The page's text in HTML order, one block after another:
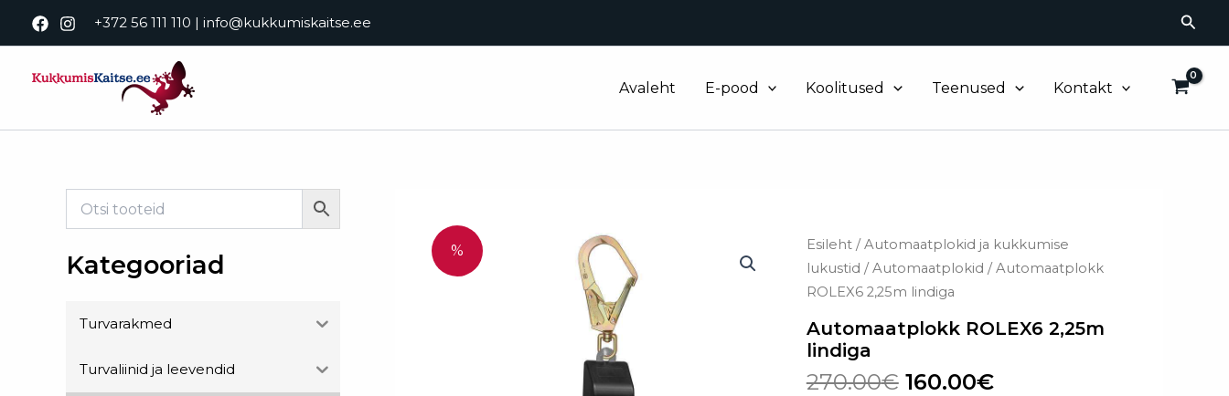
+372 56 111 110 | info@kukkumiskaitse.ee
Avaleht E-pood Koolitused Teenused Kontakt
Kategooriad
Turvarakmed
Turvaliinid ja leevendid
% Esileht/Automaatplokid ja kukkumise
lukustid /Automaatplokid / Automaatplokk
ROLEX6 2,25m lindiga
Automaatplokk ROLEX6 2,25m
lindiga
270.00€
Algne
hind
oli:
270.00€.
160.00€
Current
price
Automaatplokk
ROLEX6
2,25m
lindiga